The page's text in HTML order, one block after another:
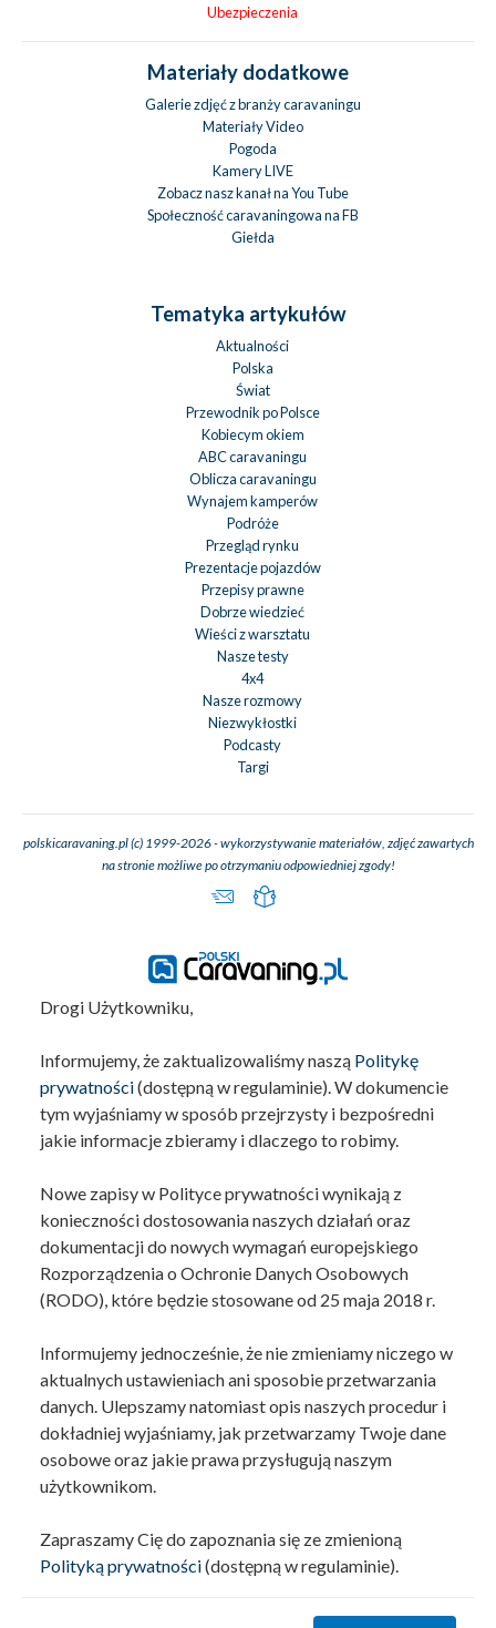
Ubezpieczenia
Materiały dodatkowe
Galerie zdjęć z branży caravaningu
Materiały Video
Pogoda
Kamery LIVE
Zobacz nasz kanał na You Tube
Społeczność caravaningowa na FB
Giełda
Tematyka artykułów
Aktualności
Polska
Świat
Przewodnik po Polsce
Kobiecym okiem
ABC caravaningu
Oblicza caravaningu
Wynajem kamperów
Podróże
Przegląd rynku
Prezentacje pojazdów
Przepisy prawne
Dobrze wiedzieć
Wieści z warsztatu
Nasze testy
4x4
Nasze rozmowy
Niezwykłostki
Podcasty
Targi
polskicaravaning.pl (c) 1999-2026 - wykorzystywanie materiałów, zdjęć zawartych
na stronie możliwe po otrzymaniu odpowiedniej zgody!
Drogi Użytkowniku,
Informujemy, że zaktualizowaliśmy naszą Politykę
prywatności(dostępną w regulaminie). W dokumencie
tym wyjaśniamy w sposób przejrzysty i bezpośredni
jakie informacje zbieramy i dlaczego to robimy.
Nowe zapisy w Polityce prywatności wynikają z
konieczności dostosowania naszych działań oraz
dokumentacji do nowych wymagań europejskiego
Rozporządzenia o Ochronie Danych Osobowych
(RODO), które będzie stosowane od 25 maja 2018 r.
Informujemy jednocześnie, że nie zmieniamy niczego w
aktualnych ustawieniach ani sposobie przetwarzania
danych. Ulepszamy natomiast opis naszych procedur i
dokładniej wyjaśniamy, jak przetwarzamy Twoje dane
osobowe oraz jakie prawa przysługują naszym
użytkownikom.
Zapraszamy Cię do zapoznania się ze zmienioną
Polityką prywatności(dostępną w regulaminie).